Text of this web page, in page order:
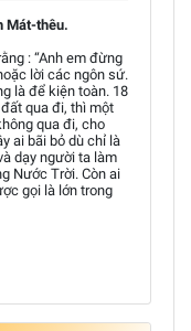
Mát-thêu.
: “Anh em đừng
lời các ngôn sứ.
là để kiện toàn. 18
qua đi, thì một
qua đi, cho
ai bãi bỏ dù chỉ là
dạy người ta làm
Nước Trời. Còn ai
gọi là lớn trong